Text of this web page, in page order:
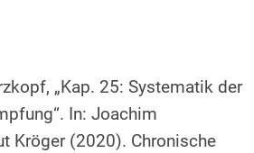
„Kap. 25: Systematik der
In: Joachim
Kröger (2020). Chronische